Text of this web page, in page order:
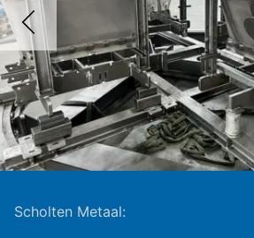
Scholten Metaal: